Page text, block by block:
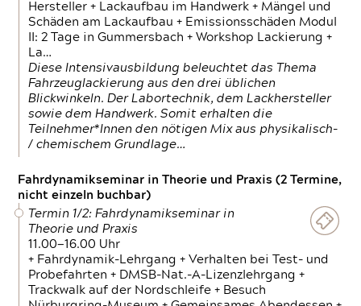
Hersteller + Lackaufbau im Handwerk + Mängel und
Schäden am Lackaufbau + Emissionsschäden Modul
II: 2 Tage in Gummersbach + Workshop Lackierung +
La…
Diese Intensivausbildung beleuchtet das Thema
Fahrzeuglackierung aus den drei üblichen
Blickwinkeln. Der Labortechnik, dem Lackhersteller
sowie dem Handwerk. Somit erhalten die
Teilnehmer*Innen den nötigen Mix aus physikalisch-
/ chemischem Grundlage…
Fahrdynamikseminar in Theorie und Praxis (2 Termine,
nicht einzeln buchbar)
Termin 1/2: Fahrdynamikseminar in
Theorie und Praxis
11.00—16.00 Uhr
+ Fahrdynamik-Lehrgang + Verhalten bei Test- und
Probefahrten + DMSB-Nat.-A-Lizenzlehrgang +
Trackwalk auf der Nordschleife + Besuch